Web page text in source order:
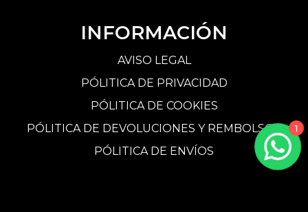
INFORMACIÓN
AVISO LEGAL
PÓLITICA DE PRIVACIDAD
PÓLITICA DE COOKIES
PÓLITICA DE DEVOLUCIONES Y REMBOLSOS
PÓLITICA DE ENVÍOS
1